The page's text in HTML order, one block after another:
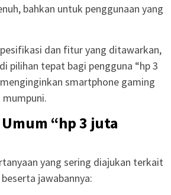
bahkan untuk penggunaan yang
dan fitur yang ditawarkan,
pilihan tepat bagi pengguna “hp 3
smartphone gaming
“hp 3 juta
yang sering diajukan terkait
jawabannya: